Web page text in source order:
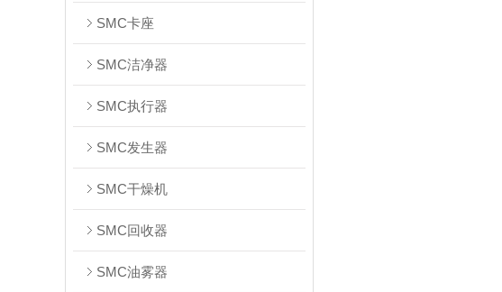
SMC卡座
SMC洁净器
SMC执行器
SMC发生器
SMC干燥机
SMC回收器
SMC油雾器